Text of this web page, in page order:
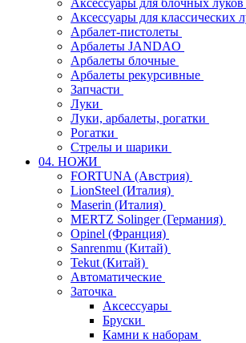
Аксессуары для блочных луков
Аксессуары для классических
Арбалет-пистолеты
Арбалеты JANDAO
Арбалеты блочные
Арбалеты рекурсивные
Запчасти
Луки
Луки, арбалеты, рогатки
Рогатки
Стрелы и шарики
04. НОЖИ
FORTUNA (Австрия)
LionSteel (Италия)
Maserin (Италия)
MERTZ Solinger (Германия)
Opinel (Франция)
Sanrenmu (Китай)
Tekut (Китай)
Автоматические
Заточка
Аксессуары
Бруски
Камни к наборам